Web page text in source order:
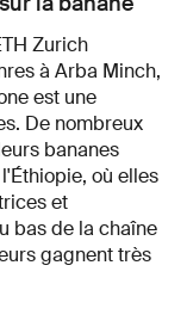
Zurich
à Arba Minch,
est une
De nombreux
bananes
où elles
et
bas de la chaîne
gagnent très